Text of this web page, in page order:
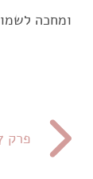
ומחכה
פרק 17